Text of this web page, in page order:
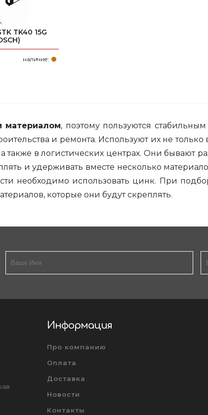
TK40 15G
наличие:
материалом, поэтому пользуются
и ремонта. Используют их не
а также в логистических центрах. Они
и удерживать вместе несколько
необходимо использовать цинк. При
которые они будут скреплять.
Информация
Про компанию
Оплата
Доставка
Новости
Контакты